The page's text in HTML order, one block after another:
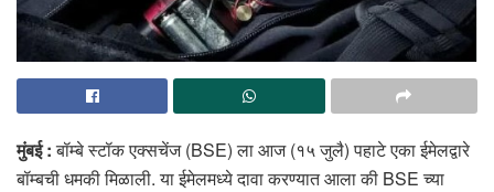
मुंबई :बॉम्बे स्टॉक एक्सचेंज (BSE) ला आज (१५ जुलै) पहाटे एका ईमेलद्वारे
बॉम्बची धमकी मिळाली. या ईमेलमध्ये दावा करण्यात आला की BSE च्या